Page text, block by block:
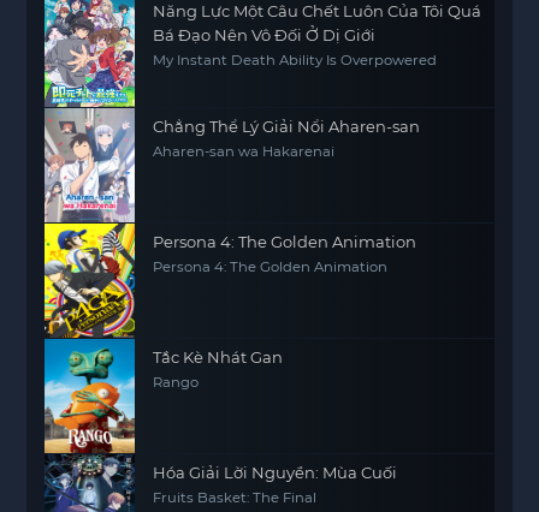
Năng Lực Một Câu Chết Luôn Của Tôi Quá
Bá Đạo Nên Vô Đối Ở Dị Giới
My Instant Death Ability Is Overpowered
Chẳng Thể Lý Giải Nổi Aharen-san
Aharen-san wa Hakarenai
Persona 4: The Golden Animation
Persona 4: The Golden Animation
Tắc Kè Nhát Gan
Rango
Hóa Giải Lời Nguyền: Mùa Cuối
Fruits Basket: The Final